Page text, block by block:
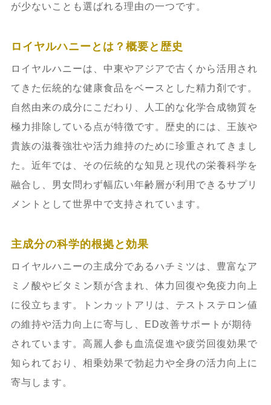
7.3.公的機関データを活用した信頼性向
8.
ロイヤルハニーに関するQ&A総合まと
め
8.2.購入・配送・返品に関するトラブル
相談
8.4.成分や安全性に関する専門的質問
の今後とロイヤルハニーの進化を考察
が少ないことも選ばれる理由の一つです。
ロイヤルハニーとは？概要と歴史
ロイヤルハニーは、中東やアジアで古くから活用され
てきた伝統的な健康食品をベースとした精力剤です。
自然由来の成分にこだわり、人工的な化学合成物質を
極力排除している点が特徴です。歴史的には、王族や
貴族の滋養強壮や活力維持のために珍重されてきまし
た。近年では、その伝統的な知見と現代の栄養科学を
融合し、男女問わず幅広い年齢層が利用できるサプリ
メントとして世界中で支持されています。
主成分の科学的根拠と効果
ロイヤルハニーの主成分であるハチミツは、豊富なア
ミノ酸やビタミン類が含まれ、体力回復や免疫力向上
に役立ちます。トンカットアリは、テストステロン値
の維持や活力向上に寄与し、ED改善サポートが期待
されています。高麗人参も血流促進や疲労回復効果で
知られており、相乗効果で勃起力や全身の活力向上に
寄与します。